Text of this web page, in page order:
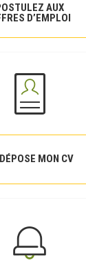
AUX
D’EMPLOI
MON CV